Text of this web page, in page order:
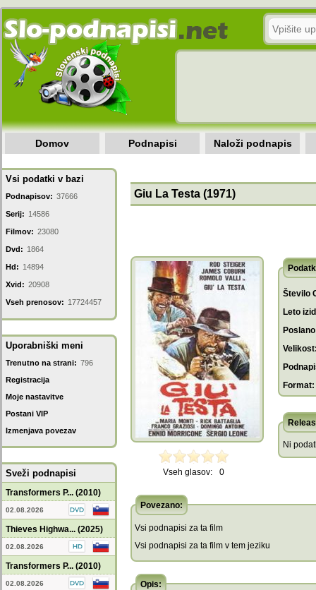
Domov Podnapisi Naloži podnapis
Vsi podatki v bazi
Podnapisov: 37666
Serij: 14586
Filmov: 23080
Dvd: 1864
Hd: 14894
Xvid: 20908
Vseh prenosov: 17724457
Uporabniški meni
Trenutno na strani: 796
Registracija
Moje nastavitve
Postani VIP
Izmenjava povezav
Sveži podnapisi
Transformers P... (2010)
02.08.2026
Thieves Highwa... (2025)
02.08.2026
Transformers P... (2010)
02.08.2026
Giu La Testa (1971)
Vseh glasov: 0
Število
Leto
Format:
Ni
Povezano:
Vsi podnapisi za ta film
Vsi podnapisi za ta film v tem jeziku
Opis: